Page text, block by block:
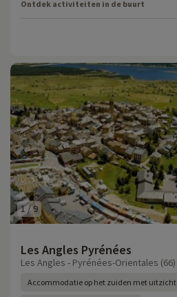
Ontdek activiteiten in de buurt
1/9
Les Angles Pyrénées
Les Angles - Pyrénées-Orientales (66)
Accommodatie op het zuiden met uitzicht